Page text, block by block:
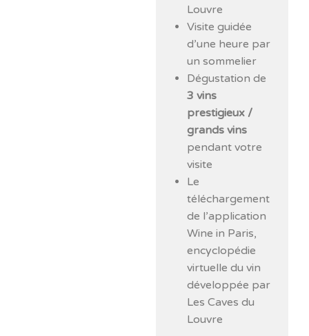
Louvre
Visite guidée
d’une heure par
un sommelier
Dégustation de
3 vins
prestigieux /
grands vins
pendant votre
visite
Le
téléchargement
de l’application
Wine in Paris,
encyclopédie
virtuelle du vin
développée par
Les Caves du
Louvre